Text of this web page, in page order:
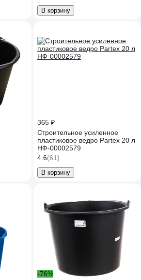
В корзину
365 ₽
Строительное усиленное
пластиковое ведро Partex 20 л
НФ-00002579
4.6(61)
В корзину
-76%